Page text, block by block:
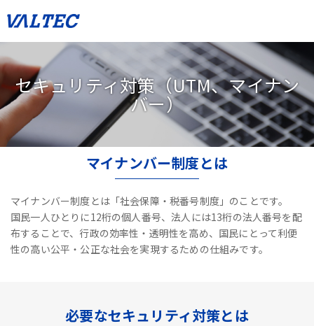
セキュリティ対策（UTM、マイナン
バー）
マイナンバー制度とは
マイナンバー制度とは「社会保障・税番号制度」のことです。
国民一人ひとりに12桁の個人番号、法人には13桁の法人番号を配
布することで、 行政の効率性・透明性を高め、国民にとって利便
性の高い公平・公正な社会を実現するための仕組みです。
必要なセキュリティ対策とは